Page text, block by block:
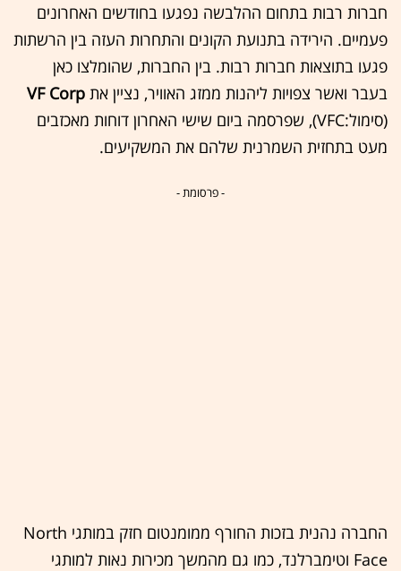
חברות רבות בתחום ההלבשה נפגעו בחודשים האחרונים
פעמיים. הירידה בתנועת הקונים והתחרות העזה בין הרשתות
פגעו בתוצאות חברות רבות. בין החברות, שהומלצו כאן
בעבר ואשר צפויות ליהנות ממזג האוויר, נציין את VF Corp
(סימול:VFC), שפרסמה ביום שישי האחרון דוחות מאכזבים
מעט בתחזית השמרנית שלהם את המשקיעים.
- פרסומת -
החברה נהנית בזכות החורף ממומנטום חזק במותגי North
Face וטימברלנד, כמו גם מהמשך מכירות נאות למותגי